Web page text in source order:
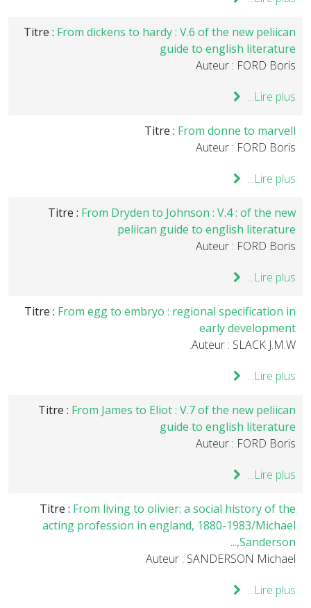
Titre : From dickens to hardy : V.6 of the new peliican
guide to english literature
Auteur : FORD Boris
Lire plus...
Titre : From donne to marvell
Auteur : FORD Boris
Lire plus...
Titre : From Dryden to Johnson : V.4 : of the new
peliican guide to english literature
Auteur : FORD Boris
Lire plus...
Titre : From egg to embryo : regional specification in
early development
Auteur : SLACK J.M.W.
Lire plus...
Titre : From James to Eliot : V.7 of the new peliican
guide to english literature
Auteur : FORD Boris
Lire plus...
Titre : From living to olivier: a social history of the
acting profession in england, 1880-1983/Michael
Sanderson,...
Auteur : SANDERSON Michael
Lire plus...